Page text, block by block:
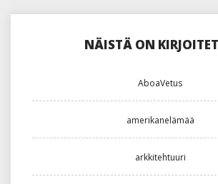
NÄISTÄ ON
AboaVetus
amerikanelämää
arkkitehtuuri